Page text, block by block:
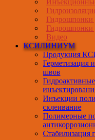
Гидрошпонки
Гидрошпонки
Видео
КСИЛИНИУМ
Продукция
Герметизация
швов
Инъекции
склеивание
Полимерные
Стабилизация